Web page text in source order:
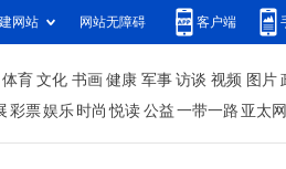
网站 网站无障碍 客户端
体育 文化 书画 健康 军事 访谈 视频 图片
彩票娱乐 时尚 悦读 公益 一带一路 亚太网